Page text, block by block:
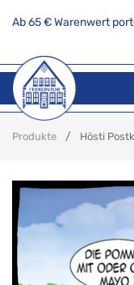
Ab 65 € Warenwert
Produkte Hösti